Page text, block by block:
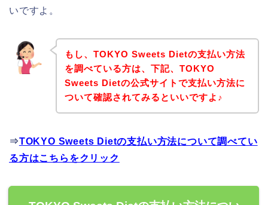
いですよ。
もし、TOKYO Sweets Dietの支払い方法
を調べている方は、下記、TOKYO
Sweets Dietの公式サイトで支払い方法に
ついて確認されてみるといいですよ♪
⇒TOKYO Sweets Dietの支払い方法について調べてい
る方はこちらをクリック